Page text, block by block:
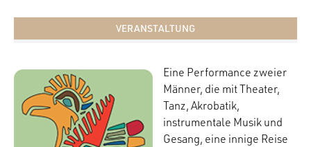
VERANSTALTUNG
Eine Performance zweier
Männer, die mit Theater,
Tanz, Akrobatik,
instrumentale Musik und
Gesang, eine innige Reise